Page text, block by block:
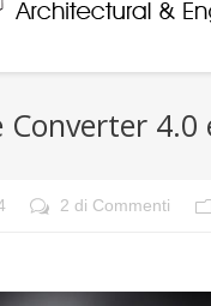
Converter
2 di Commenti